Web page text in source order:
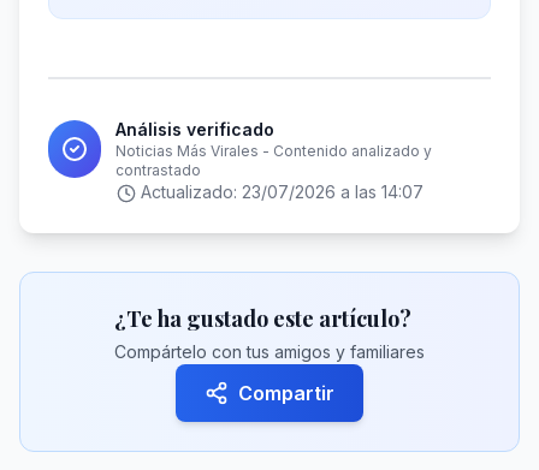
Análisis verificado
Noticias Más Virales - Contenido analizado y
contrastado
Actualizado: 23/07/2026 a las 14:07
¿Te ha gustado este artículo?
Compártelo con tus amigos y familiares
Compartir